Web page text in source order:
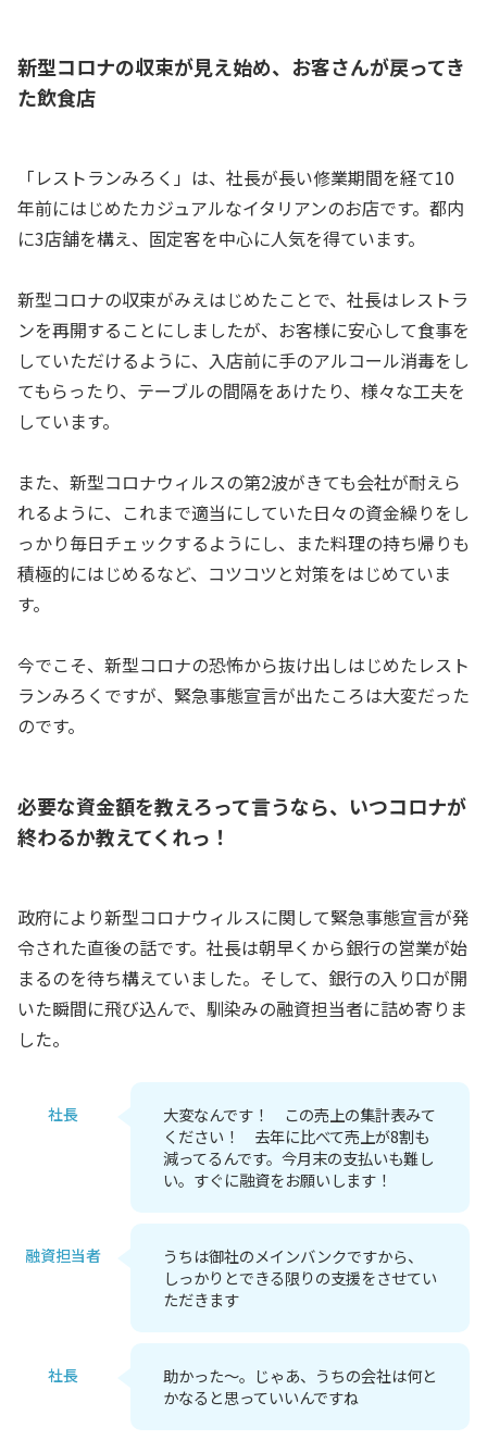
新型コロナの収束が見え始め、お客さんが戻ってき
た飲食店
「レストランみろく」は、社長が長い修業期間を経て10
年前にはじめたカジュアルなイタリアンのお店です。都内
に3店舗を構え、固定客を中心に人気を得ています。
新型コロナの収束がみえはじめたことで、社長はレストラ
ンを再開することにしましたが、お客様に安心して食事を
していただけるように、入店前に手のアルコール消毒をし
てもらったり、テーブルの間隔をあけたり、様々な工夫を
しています。
また、新型コロナウィルスの第2波がきても会社が耐えら
れるように、これまで適当にしていた日々の資金繰りをし
っかり毎日チェックするようにし、また料理の持ち帰りも
積極的にはじめるなど、コツコツと対策をはじめていま
す。
今でこそ、新型コロナの恐怖から抜け出しはじめたレスト
ランみろくですが、緊急事態宣言が出たころは大変だった
のです。
必要な資金額を教えろって言うなら、いつコロナが
終わるか教えてくれっ！
政府により新型コロナウィルスに関して緊急事態宣言が発
令された直後の話です。社長は朝早くから銀行の営業が始
まるのを待ち構えていました。そして、銀行の入り口が開
いた瞬間に飛び込んで、馴染みの融資担当者に詰め寄りま
した。
社長
大変なんです！ この売上の集計表みて
ください！ 去年に比べて売上が8割も
減ってるんです。今月末の支払いも難し
い。すぐに融資をお願いします！
融資担当者
うちは御社のメインバンクですから、
しっかりとできる限りの支援をさせてい
ただきます
社長
助かった～。じゃあ、うちの会社は何と
かなると思っていいんですね